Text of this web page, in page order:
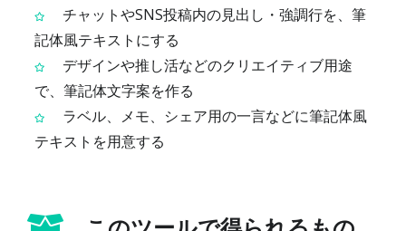
チャットやSNS投稿内の見出し・強調行を、筆
記体風テキストにする
デザインや推し活などのクリエイティブ用途
で、筆記体文字案を作る
ラベル、メモ、シェア用の一言などに筆記体風
テキストを用意する